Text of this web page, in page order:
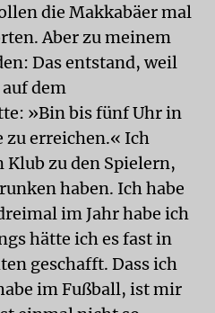
die Makkabäer mal
Aber zu meinem
Das entstand, weil
dem
»Bin bis fünf Uhr in
erreichen.« Ich
Klub zu den Spielern,
haben. Ich habe
im Jahr habe ich
hätte ich es fast in
geschafft. Dass ich
im Fußball, ist mir